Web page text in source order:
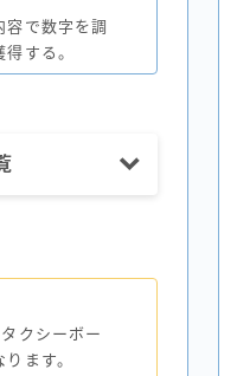
容で数字を調
する。
クシーボー
ます。